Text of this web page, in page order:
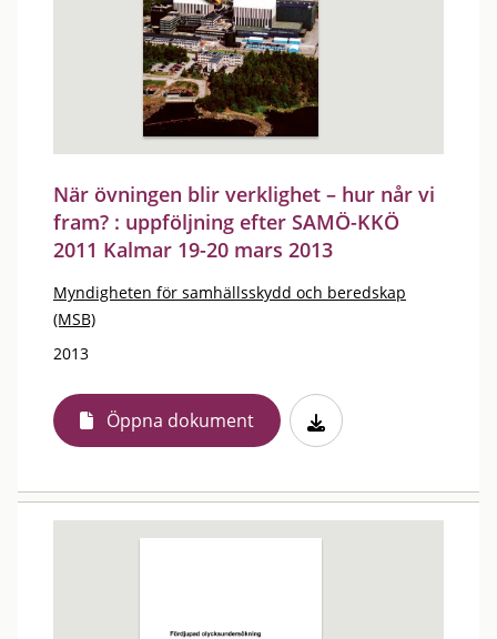
När övningen blir verklighet – hur når vi
fram? : uppföljning efter SAMÖ-KKÖ
2011 Kalmar 19-20 mars 2013
Myndigheten för samhällsskydd och beredskap
(MSB)
2013
Öppna dokument